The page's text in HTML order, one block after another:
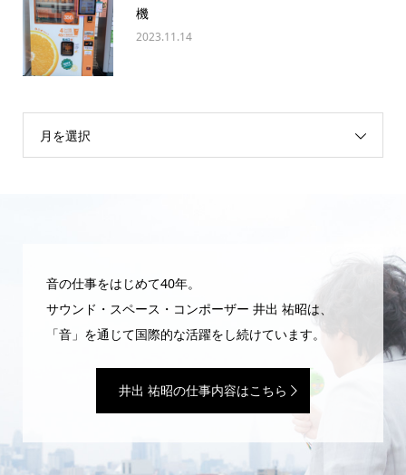
機
2023.11.14
月を選択
音の仕事をはじめて40年。
サウンド・スペース・コンポーザー 井出 祐昭は、
「音」を通じて国際的な活躍をし続けています。
井出 祐昭の仕事内容はこちら